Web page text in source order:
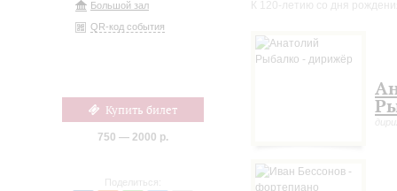
Большой зал
QR-код события
Купить билет
750 — 2000 р.
Поделиться:
К 120-летию со дня